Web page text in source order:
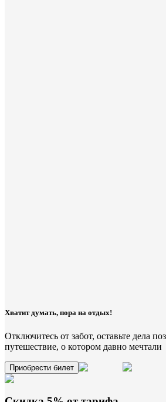
Хватит думать, пора на отдых!
Отключитесь от забот, оставьте дела
путешествие, о котором давно мечтали
Приобрести билет